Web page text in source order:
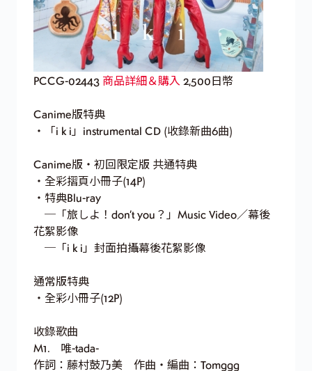
PCCG-02443 商品詳細＆購入 2,500日幣
Canime版特典
・「i k i」instrumental CD (收錄新曲6曲)
Canime版・初回限定版 共通特典
・全彩摺頁小冊子(14P)
・特典Blu-ray
─「旅しよ！don’t you？」Music Video／幕後
花絮影像
─「i k i」封面拍攝幕後花絮影像
通常版特典
・全彩小冊子(12P)
收錄歌曲
M1. 唯-tada-
作詞：藤村鼓乃美 作曲・編曲：Tomggg